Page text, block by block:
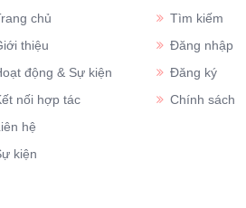
chủ
thiệu
động & Sự kiện
nối hợp tác
hệ
kiện
Tìm kiếm
Đăng nhập
Đăng ký
Chính sách